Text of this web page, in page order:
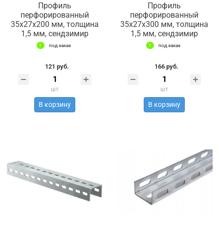
Профиль
перфорированный
35х27х200 мм, толщина
1,5 мм, сендзимир
под заказ
121 руб.
шт
В корзину
Профиль
перфорированный
35х27х300 мм, толщина
1,5 мм, сендзимир
под заказ
166 руб.
шт
В корзину